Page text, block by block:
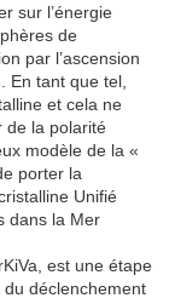
sur l’énergie
de
par l’ascension
En tant que tel,
et cela ne
de la polarité
modèle de la «
porter la
Unifié
dans la Mer
est une étape
déclenchement